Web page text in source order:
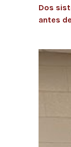
Dos
antes